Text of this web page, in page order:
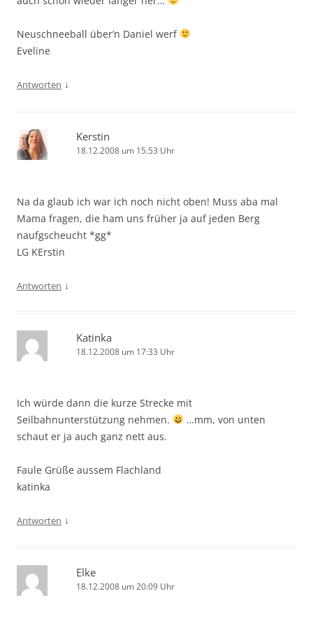
Neuschneeball über’n Daniel werf
Eveline
Antworten ↓
Kerstin
18.12.2008 um 15:53 Uhr
Na da glaub ich war ich noch nicht oben! Muss aba mal
Mama fragen, die ham uns früher ja auf jeden Berg
naufgscheucht *gg*
LG KErstin
Antworten ↓
Katinka
18.12.2008 um 17:33 Uhr
Ich würde dann die kurze Strecke mit
Seilbahnunterstützung nehmen.
…mm, von unten
schaut er ja auch ganz nett aus.
Faule Grüße aussem Flachland
katinka
Antworten ↓
Elke
18.12.2008 um 20:09 Uhr